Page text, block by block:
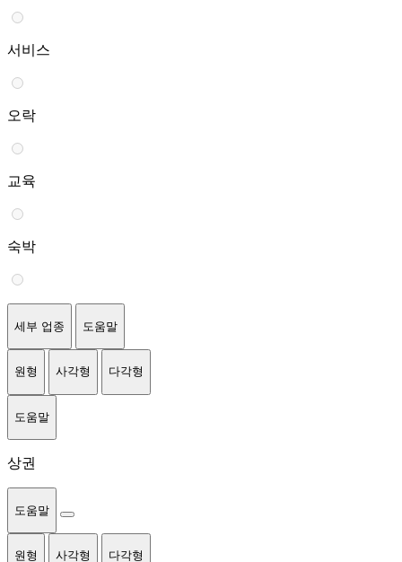
서비스
오락
교육
숙박
세부 업종 도움말
원형 사각형 다각형
도움말
상권
도움말
원형 사각형 다각형